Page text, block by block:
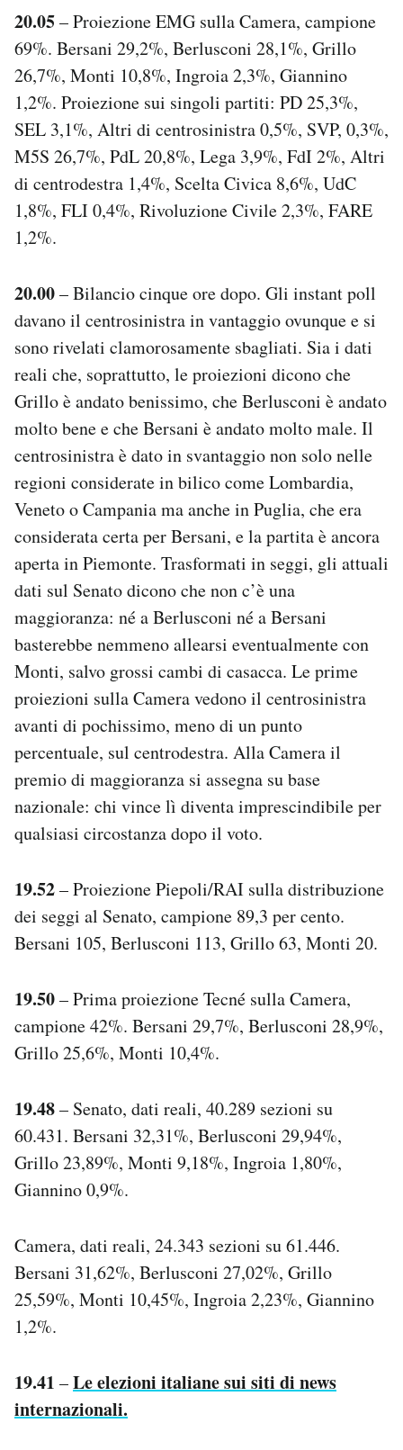
20.05– Proiezione EMG sulla Camera, campione
69%. Bersani 29,2%, Berlusconi 28,1%, Grillo
26,7%, Monti 10,8%, Ingroia 2,3%, Giannino
1,2%. Proiezione sui singoli partiti: PD 25,3%,
SEL 3,1%, Altri di centrosinistra 0,5%, SVP, 0,3%,
M5S 26,7%, PdL 20,8%, Lega 3,9%, FdI 2%, Altri
di centrodestra 1,4%, Scelta Civica 8,6%, UdC
1,8%, FLI 0,4%, Rivoluzione Civile 2,3%, FARE
1,2%.
20.00– Bilancio cinque ore dopo. Gli instant poll
davano il centrosinistra in vantaggio ovunque e si
sono rivelati clamorosamente sbagliati. Sia i dati
reali che, soprattutto, le proiezioni dicono che
Grillo è andato benissimo, che Berlusconi è andato
molto bene e che Bersani è andato molto male. Il
centrosinistra è dato in svantaggio non solo nelle
regioni considerate in bilico come Lombardia,
Veneto o Campania ma anche in Puglia, che era
considerata certa per Bersani, e la partita è ancora
aperta in Piemonte. Trasformati in seggi, gli attuali
dati sul Senato dicono che non c’è una
maggioranza: né a Berlusconi né a Bersani
basterebbe nemmeno allearsi eventualmente con
Monti, salvo grossi cambi di casacca. Le prime
proiezioni sulla Camera vedono il centrosinistra
avanti di pochissimo, meno di un punto
percentuale, sul centrodestra. Alla Camera il
premio di maggioranza si assegna su base
nazionale: chi vince lì diventa imprescindibile per
qualsiasi circostanza dopo il voto.
19.52– Proiezione Piepoli/RAI sulla distribuzione
dei seggi al Senato, campione 89,3 per cento.
Bersani 105, Berlusconi 113, Grillo 63, Monti 20.
19.50– Prima proiezione Tecné sulla Camera,
campione 42%. Bersani 29,7%, Berlusconi 28,9%,
Grillo 25,6%, Monti 10,4%.
19.48– Senato, dati reali, 40.289 sezioni su
60.431. Bersani 32,31%, Berlusconi 29,94%,
Grillo 23,89%, Monti 9,18%, Ingroia 1,80%,
Giannino 0,9%.
Camera, dati reali, 24.343 sezioni su 61.446.
Bersani 31,62%, Berlusconi 27,02%, Grillo
25,59%, Monti 10,45%, Ingroia 2,23%, Giannino
1,2%.
19.41 –Le elezioni italiane sui siti di news
internazionali.